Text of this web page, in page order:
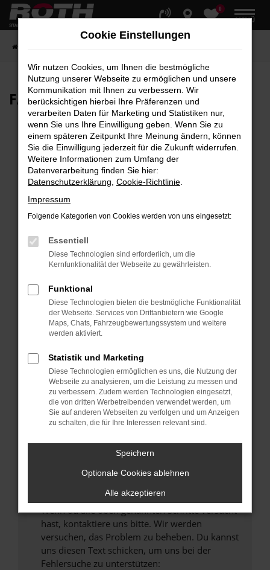
Zum
Hauptinhalt
0
MENÜ
FAHRZEUG-SHOWROOM
Fehler: Network Error
Beim Laden ist ein Fehler aufgetreten.
Hier sind ein paar Tipps, die dir helfen können:
Überprüfe deine Firewall und deine
Laden andere Webseiten, zum Beispiel deine
Suchmaschine?
Prüfe deine Browsererweiterungen.
Manche Erweiterungen, wie Werbeblocker,
können das Laden bestimmter Seiten
verhindern. Funktioniert die Seite in einem
anderen Browser oder in einem privaten
Fenster?
Starte dein Gerät neu.
Das kann manchmal helfen, vorübergehende
Probleme zu beheben.
Stelle sicher, dass dein Browser und dein
Betriebssystem auf dem neuesten Stand
sind.
Sicherheitsrisiko, sondern kann auch dazu
unterstützt werden.
Wende dich an den Webseitenbetreiber.
Wenn du alle oben genannten Schritte versucht
hast, kontaktiere uns bitte. Wir werden
versuchen, das Problem zu beheben. Du kannst
uns diesen Text schicken, um uns bei der
Fehlersuche zu unterstützen:
Cookie Einstellungen
Wir nutzen Cookies, um Ihnen die bestmögliche
Nutzung unserer Webseite zu ermöglichen und unsere
Kommunikation mit Ihnen zu verbessern. Wir
berücksichtigen hierbei Ihre Präferenzen und
verarbeiten Daten für Marketing und Statistiken nur,
wenn Sie uns Ihre Einwilligung geben. Wenn Sie zu
einem späteren Zeitpunkt Ihre Meinung ändern, können
Sie die Einwilligung jederzeit für die Zukunft widerrufen.
Weitere Informationen zum Umfang der
Datenverarbeitung finden Sie hier:
Datenschutzerklärung Cookie-Richtlinie
Impressum
Folgende Kategorien von Cookies werden von uns eingesetzt:
Essentiell
Diese Technologien sind erforderlich, um die
Kernfunktionalität der Webseite zu gewährleisten.
Funktional
Diese Technologien bieten die bestmögliche Funktionalität
der Webseite. Services von Drittanbietern wie Google
Maps, Chats, Fahrzeugbewertungssystem und weitere
werden aktiviert.
Statistik und Marketing
Diese Technologien ermöglichen es uns, die Nutzung der
Webseite zu analysieren, um die Leistung zu messen und
zu verbessern. Zudem werden Technologien eingesetzt,
die von dritten Werbetreibenden verwendet werden, um
Sie auf anderen Webseiten zu verfolgen und um Anzeigen
zu schalten, die für Ihre Interessen relevant sind.
Speichern
Optionale Cookies ablehnen
Alle akzeptieren